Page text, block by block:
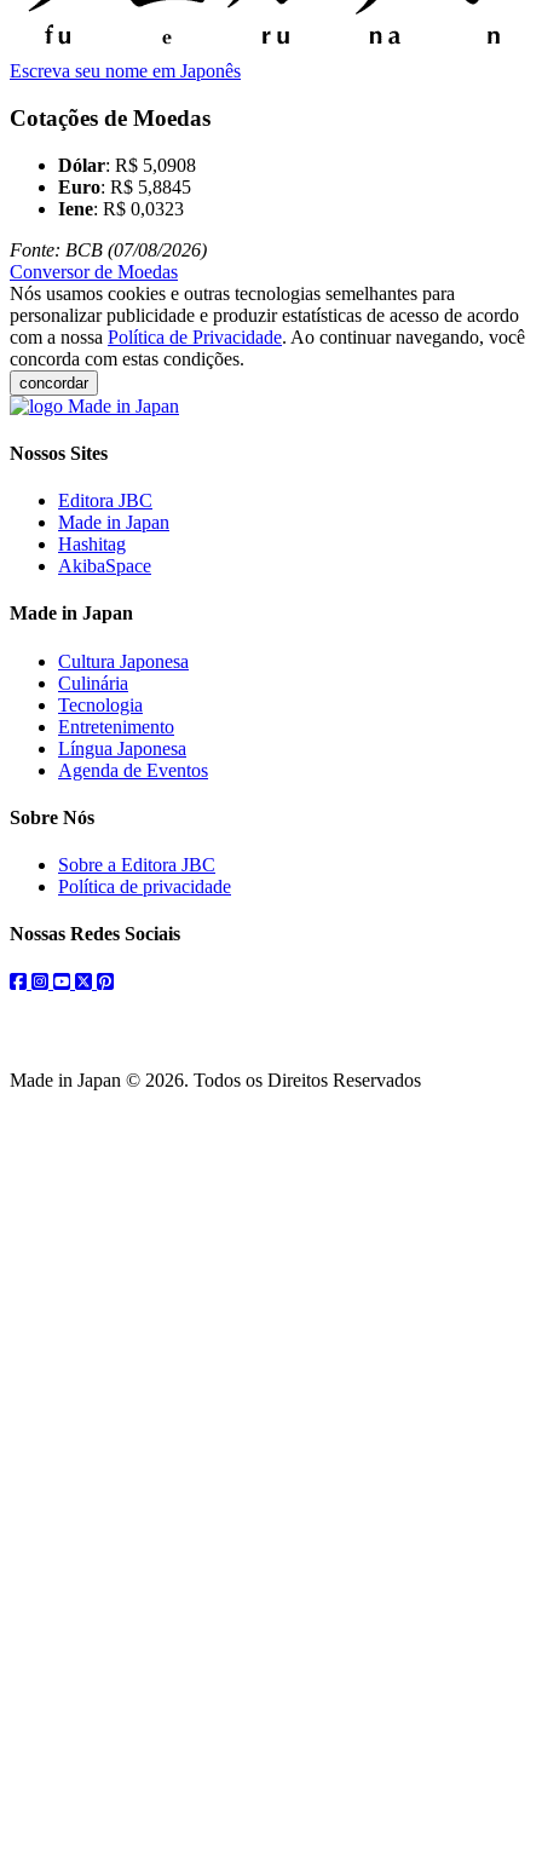
Escreva seu nome em Japonês
Cotações de Moedas
Dólar: R$ 5,0908
Euro: R$ 5,8845
Iene: R$ 0,0323
Fonte: BCB (07/08/2026)
Conversor de Moedas
Nós usamos cookies e outras tecnologias semelhantes para
personalizar publicidade e produzir estatísticas de acesso de acordo
com a nossa Política de Privacidade. Ao continuar navegando, você
concorda com estas condições.
concordar
Nossos Sites
Editora JBC
Made in Japan
Hashitag
AkibaSpace
Made in Japan
Cultura Japonesa
Culinária
Tecnologia
Entretenimento
Língua Japonesa
Agenda de Eventos
Sobre Nós
Sobre a Editora JBC
Política de privacidade
Nossas Redes Sociais
facebook
instagram
youtube
twitterpinterest
Made in Japan © 2026. Todos os Direitos Reservados